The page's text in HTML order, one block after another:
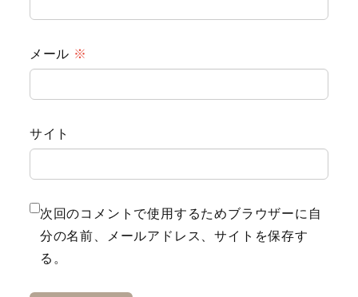
メール ※
サイト
次回のコメントで使用するためブラウザーに自
分の名前、メールアドレス、サイトを保存す
る。